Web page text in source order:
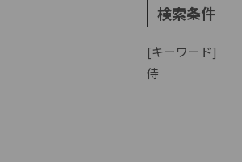
検索条件
[キーワード]
侍